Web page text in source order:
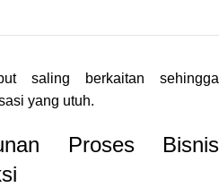
saling berkaitan sehingga
yang utuh.
Proses Bisnis